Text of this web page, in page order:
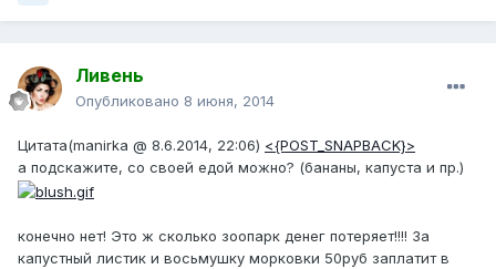
Ливень
Опубликовано 8 июня, 2014
Цитата(manirka @ 8.6.2014, 22:06) <{POST_SNAPBACK}>
а подскажите, со своей едой можно? (бананы, капуста и пр.)
конечно нет! Это ж сколько зоопарк денег потеряет!!!! За
капустный листик и восьмушку морковки 50руб заплатит в